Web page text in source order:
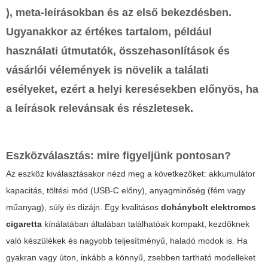
), meta-leírásokban és az első bekezdésben.
Ugyanakkor az értékes tartalom, például
használati útmutatók, összehasonlítások és
vásárlói vélemények is növelik a találati
esélyeket, ezért a helyi keresésekben előnyös, ha
a leírások relevánsak és részletesek.
Eszközválasztás: mire figyeljünk pontosan?
Az eszköz kiválasztásakor nézd meg a következőket: akkumulátor
kapacitás, töltési mód (USB-C előny), anyagminőség (fém vagy
műanyag), súly és dizájn. Egy kvalitásos dohánybolt elektromos
cigaretta kínálatában általában találhatóak kompakt, kezdőknek
való készülékek és nagyobb teljesítményű, haladó modok is. Ha
gyakran vagy úton, inkább a könnyű, zsebben tartható modelleket